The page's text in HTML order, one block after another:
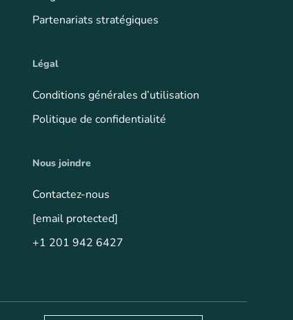
Partenariats stratégiques
Légal
Conditions générales d’utilisation
Politique de confidentialité
Nous joindre
Contactez-nous
[email protected]
+1 201 942 6427